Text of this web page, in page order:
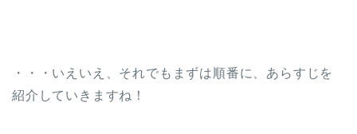
・・・いえいえ、それでもまずは順番に、あらすじを
紹介していきますね！